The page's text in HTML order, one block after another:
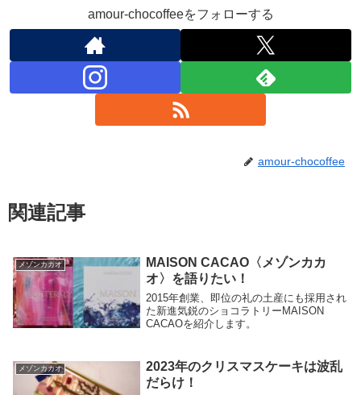
amour-chocoffeeをフォローする
amour-chocoffee
関連記事
メゾンカカオ
MAISON CACAO〈メゾンカカ
オ〉を語りたい！
2015年創業、即位の礼の土産にも採用され
た新進気鋭のショコラトリーMAISON
CACAOを紹介します。
メゾンカカオ
2023年のクリスマスケーキは波乱
だらけ！